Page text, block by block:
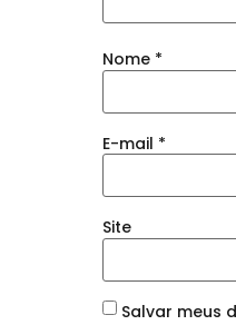
Nome *
E-mail *
Site
Salvar meus